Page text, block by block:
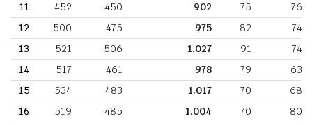
11
452 450 902 75
76
12
500 475 975 82 74
13
521 506 1.027 91 74
14
517 461 978 79
63
15
534 483 1.017 70
68
16
519 485 1.004 70 80